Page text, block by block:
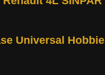
Universal